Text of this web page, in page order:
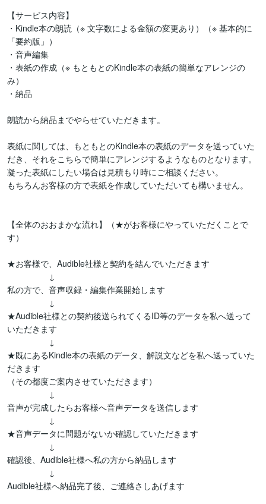
【サービス内容】
・Kindle本の朗読（※ 文字数による金額の変更あり）（※ 基本的に
「要約版」）
・音声編集
・表紙の作成（※ もともとのKindle本の表紙の簡単なアレンジの
み）
・納品
朗読から納品までやらせていただきます。
表紙に関しては、もともとのKindle本の表紙のデータを送っていた
だき、それをこちらで簡単にアレンジするようなものとなります。
凝った表紙にしたい場合は見積もり時にご相談ください。
もちろんお客様の方で表紙を作成していただいても構いません。
【全体のおおまかな流れ】（★がお客様にやっていただくことで
す）
★お客様で、Audible社様と契約を結んでいただきます
↓
私の方で、音声収録・編集作業開始します
↓
★Audible社様との契約後送られてくるID等のデータを私へ送って
いただきます
↓
★既にあるKindle本の表紙のデータ、解説文などを私へ送っていた
だきます
（その都度ご案内させていただきます）
↓
音声が完成したらお客様へ音声データを送信します
↓
★音声データに問題がないか確認していただきます
↓
確認後、Audible社様へ私の方から納品します
↓
Audible社様へ納品完了後、ご連絡さしあげます